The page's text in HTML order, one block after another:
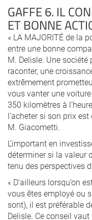
GAFFE 6. IL
ET BONNE
« LA MAJORITÉ de la
entre une bonne
M. Delisle. Une société
raconter, une
extrêmement
vous vanter une
350 kilomètres à
l’acheter si son prix
M. Giacometti.
L’important en
déterminer si la valeur
tenu des perspectives
« D’ailleurs lorsqu’on
vous êtes employé ou
sont), il est préférable
Delisle. Ce conseil